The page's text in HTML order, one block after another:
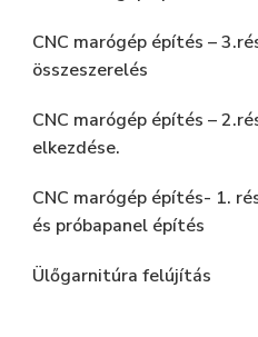
CNC marógép építés –
összeszerelés
CNC marógép építés –
elkezdése.
CNC marógép építés- 1.
és próbapanel építés
Ülőgarnitúra felújítás